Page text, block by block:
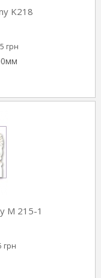
K218
грн
M 215-1
грн